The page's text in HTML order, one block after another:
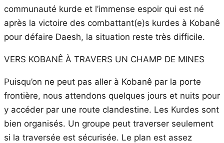
communauté kurde et l’immense espoir qui est né
après la victoire des combattant(e)s kurdes à Kobanê
pour défaire Daesh, la situation reste très difficile.
VERS KOBANÊ À TRAVERS UN CHAMP DE MINES
Puisqu’on ne peut pas aller à Kobanê par la porte
frontière, nous attendons quelques jours et nuits pour
y accéder par une route clandestine. Les Kurdes sont
bien organisés. Un groupe peut traverser seulement
si la traversée est sécurisée. Le plan est assez